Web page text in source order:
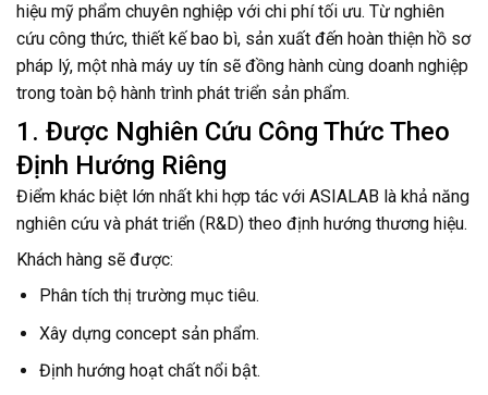
hiệu mỹ phẩm chuyên nghiệp với chi phí tối ưu. Từ nghiên
cứu công thức, thiết kế bao bì, sản xuất đến hoàn thiện hồ sơ
pháp lý, một nhà máy uy tín sẽ đồng hành cùng doanh nghiệp
trong toàn bộ hành trình phát triển sản phẩm.
1. Được Nghiên Cứu Công Thức Theo
Định Hướng Riêng
Điểm khác biệt lớn nhất khi hợp tác với ASIALAB là khả năng
nghiên cứu và phát triển (R&D) theo định hướng thương hiệu.
Khách hàng sẽ được:
Phân tích thị trường mục tiêu.
Xây dựng concept sản phẩm.
Định hướng hoạt chất nổi bật.